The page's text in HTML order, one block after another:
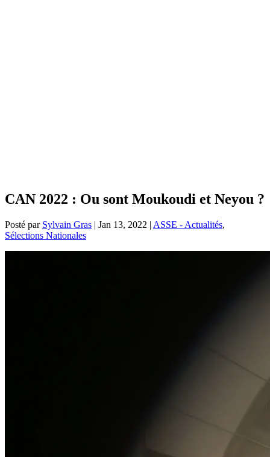
CAN 2022 : Ou sont Moukoudi et Neyou ?
Posté par Sylvain Gras | Jan 13, 2022 | ASSE - Actualités,
Sélections Nationales